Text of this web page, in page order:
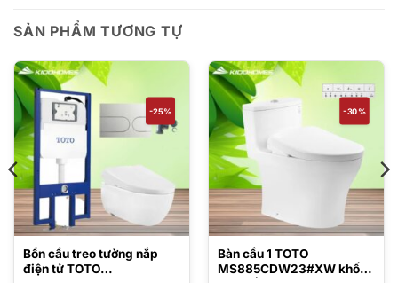
SẢN PHẨM TƯƠNG TỰ
-25%
Bồn cầu treo tường nắp
điện tử TOTO
-30%
Bàn cầu 1 TOTO
MS885CDW23#XW khối